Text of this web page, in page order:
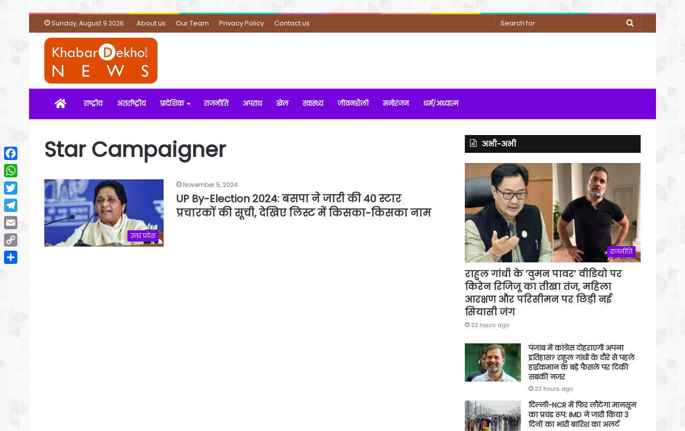
Sunday, August 9 2026 About us Our Team Privacy Policy Contact us
Search
Homeराष्ट्रीय अंतर्राष्ट्रीय प्रादेशिक राजनीति अपराध खेल स्वास्थ्य जीवनशैली मनोरंजन धर्म/अध्यात्म
Star Campaigner
उत्तर प्रदेश
November 5, 2024
UP By-Election 2024: बसपा ने जारी की 40 स्टार
प्रचारकों की सूची, देखिए लिस्ट में किसका-किसका नाम
अभी-अभी
राजनीति
राहुल गांधी के ‘वुमन पावर’ वीडियो पर
किरेन रिजिजू का तीखा तंज, महिला
आरक्षण और परिसीमन पर छिड़ी नई
सियासी जंग
23 hours ago
पंजाब में कांग्रेस दोहराएगी अपना
इतिहास? राहुल गांधी के दौरे से पहले
हाईकमान के बड़े फैसले पर टिकी
सबकी नजर
23 hours ago
दिल्ली-NCR में फिर लौटेगा मानसून
का प्रचंड रूप: IMD ने जारी किया 3
दिनों का भारी बारिश का अलर्ट
Facebook
WhatsApp
Twitter
Telegram
Email
Copy
Link